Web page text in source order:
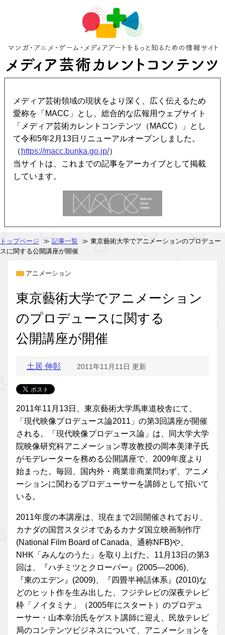
メディア芸術領域の現状をより深く、広く伝えるため
愛称を「MACC」とし、総合的な広報用ウェブサイト
「メディア芸術カレントコンテンツ（MACC）」とし
て令和5年2月13日リニューアルオープンしました。
（ https://macc.bunka.go.jp/）
当サイトは、これまでの記事をアーカイブとして掲載
しています。
トップページ ≫ 記事一覧 ≫ 東京藝術大学でアニメーションのプロデュー
スに関する公開講座が開催
アニメーション
東京藝術大学でアニメーション
のプロデュースに関する
公開講座が開催
土居 伸彰 2011年11月11日 更新
2011年11月13日、東京藝術大学馬車道校舎にて、
「現代映像プロデュース論2011」の第3回講座が開催
される。「現代映像プロデュース論」は、同大学大学
院映像研究科アニメーション専攻教授の岡本美津子氏
がモデレーターを務める公開講座で、2009年度より
始まった。毎回、国内外・商業非商業問わず、アニメ
ーションに関わるプロデューサーを講師として招いて
いる。
2011年度の本講座は、現在まで2回開催されており、
カナダの国営スタジオであるカナダ国立映画制作庁
(National Film Board of Canada、通称NFB)や、
NHK「みんなのうた」を取り上げた。11月13日の第3
回は、『ハチミツとクローバー』(2005—2006)、
『東のエデン』(2009)、『四畳半神話体系』(2010)な
どのヒット作を生み出した、フジテレビの深夜テレビ
枠「ノイタミナ」（2005年にスタート）のプロデュ
ーサー・山本幸治氏をゲスト講師に迎え、民放テレビ
局のコンテンツビジネスについて、アニメーションを